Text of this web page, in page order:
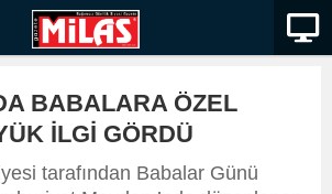
BABALARA ÖZEL
İLGİ GÖRDÜ
tarafından Babalar Günü